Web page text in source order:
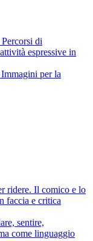
di
espressive in
per la
ridere. Il comico e lo
faccia e critica
sentire,
come linguaggio